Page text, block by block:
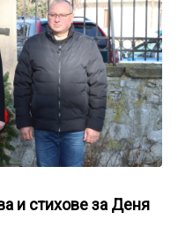
и стихове за Деня